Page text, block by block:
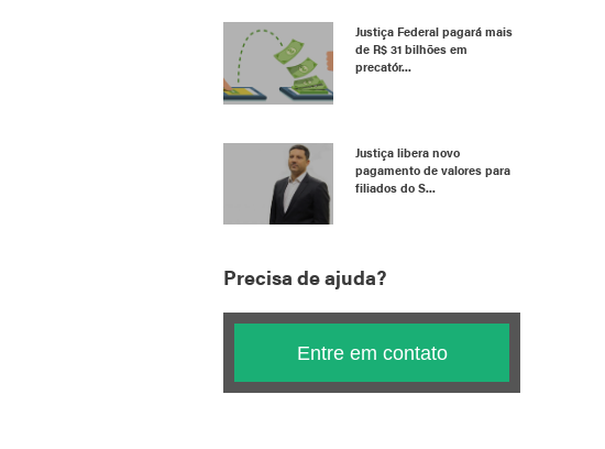
Justiça Federal pagará mais
de R$ 31 bilhões em
precatór...
Justiça libera novo
pagamento de valores para
filiados do S...
Precisa de ajuda?
Entre em contato